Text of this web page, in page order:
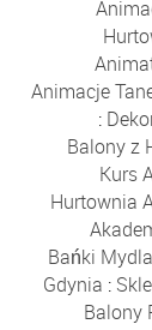
Animacje
:
Balony z
Kurs
Hurtownia
Bańki
Gdynia :
Balony